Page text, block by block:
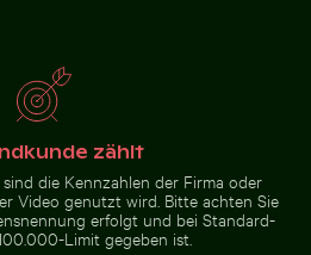
zählt
die Kennzahlen der Firma oder
Video genutzt wird. Bitte achten Sie
erfolgt und bei Standard-
Limit gegeben ist.